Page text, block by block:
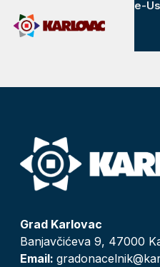
e-
Grad Karlovac
Banjavčićeva 9, 47000
Email: